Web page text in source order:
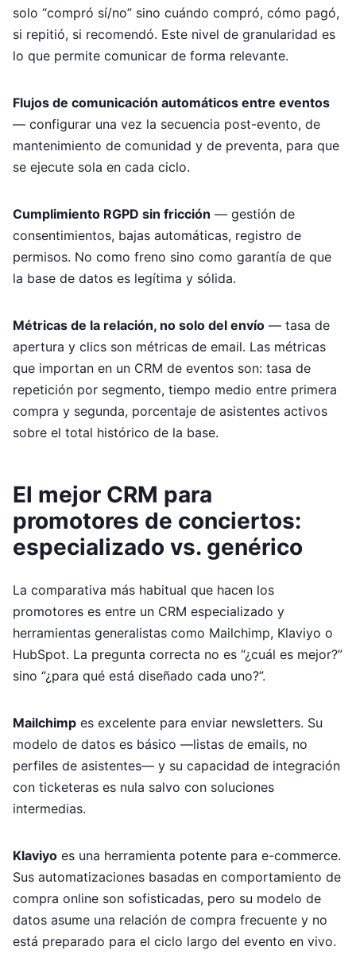
solo “compró sí/no” sino cuándo compró, cómo pagó,
si repitió, si recomendó. Este nivel de granularidad es
lo que permite comunicar de forma relevante.
Flujos de comunicación automáticos entre eventos
— configurar una vez la secuencia post-evento, de
mantenimiento de comunidad y de preventa, para que
se ejecute sola en cada ciclo.
Cumplimiento RGPD sin fricción — gestión de
consentimientos, bajas automáticas, registro de
permisos. No como freno sino como garantía de que
la base de datos es legítima y sólida.
Métricas de la relación, no solo del envío — tasa de
apertura y clics son métricas de email. Las métricas
que importan en un CRM de eventos son: tasa de
repetición por segmento, tiempo medio entre primera
compra y segunda, porcentaje de asistentes activos
sobre el total histórico de la base.
El mejor CRM para
promotores de conciertos:
especializado vs. genérico
La comparativa más habitual que hacen los
promotores es entre un CRM especializado y
herramientas generalistas como Mailchimp, Klaviyo o
HubSpot. La pregunta correcta no es “¿cuál es mejor?”
sino “¿para qué está diseñado cada uno?”.
Mailchimp es excelente para enviar newsletters. Su
modelo de datos es básico —listas de emails, no
perfiles de asistentes— y su capacidad de integración
con ticketeras es nula salvo con soluciones
intermedias.
Klaviyo es una herramienta potente para e-commerce.
Sus automatizaciones basadas en comportamiento de
compra online son sofisticadas, pero su modelo de
datos asume una relación de compra frecuente y no
está preparado para el ciclo largo del evento en vivo.